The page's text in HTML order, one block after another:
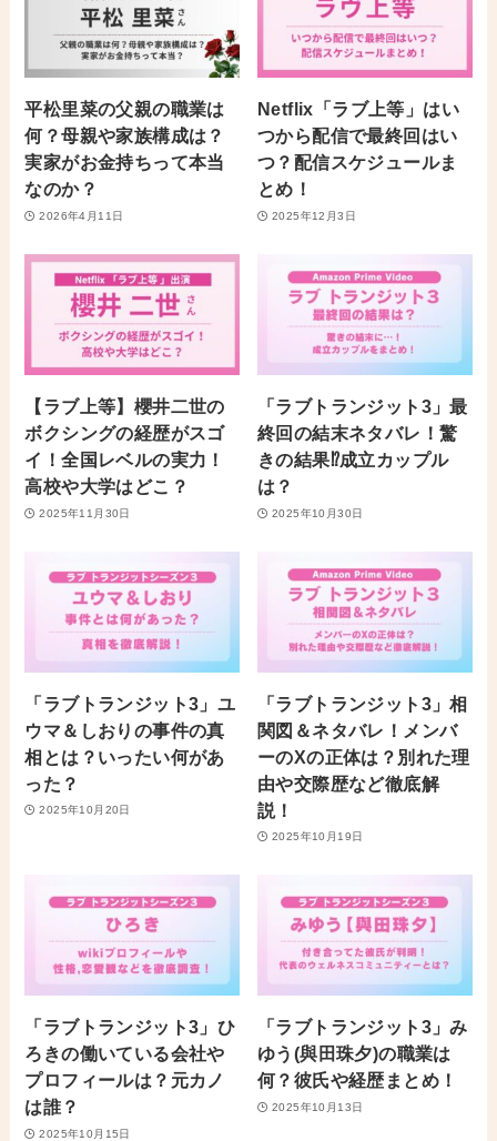
平松里菜の父親の職業は
何？母親や家族構成は？
実家がお金持ちって本当
なのか？
2026年4月11日
Netflix「ラブ上等」はい
つから配信で最終回はい
つ？配信スケジュールま
とめ！
2025年12月3日
【ラブ上等】櫻井二世の
ボクシングの経歴がスゴ
イ！全国レベルの実力！
高校や大学はどこ？
2025年11月30日
「ラブトランジット3」最
終回の結末ネタバレ！驚
きの結果⁉︎成立カップル
は？
2025年10月30日
「ラブトランジット3」ユ
ウマ＆しおりの事件の真
相とは？いったい何があ
った？
2025年10月20日
「ラブトランジット3」相
関図＆ネタバレ！メンバ
ーのXの正体は？別れた理
由や交際歴など徹底解
説！
2025年10月19日
「ラブトランジット3」ひ
ろきの働いている会社や
プロフィールは？元カノ
は誰？
2025年10月15日
「ラブトランジット3」み
ゆう(與田珠夕)の職業は
何？彼氏や経歴まとめ！
2025年10月13日